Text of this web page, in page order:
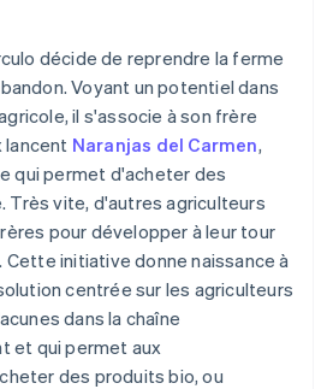
décide de reprendre la ferme
Voyant un potentiel dans
il s'associe à son frère
lancent Naranjas del Carmen,
qui permet d'acheter des
Très vite, d'autres agriculteurs
pour développer à leur tour
Cette initiative donne naissance à
centrée sur les agriculteurs
dans la chaîne
et qui permet aux
des produits bio, ou